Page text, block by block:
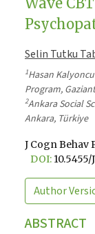
Selin Tutku
1Hasan
Program,
2Ankara Social
Ankara, Türkiye
J Cogn Behav
DOI: 10.5455/
Author
ABSTRACT